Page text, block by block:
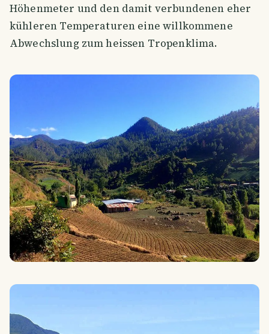
Höhenmeter und den damit verbundenen eher
kühleren Temperaturen eine willkommene
Abwechslung zum heissen Tropenklima.